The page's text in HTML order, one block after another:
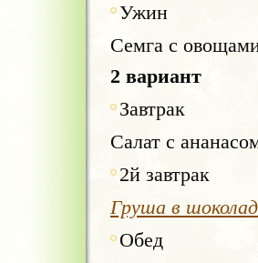
Ужин
Семга с
2 вариант
Завтрак
Салат с
2й завтрак
Груша в
Обед